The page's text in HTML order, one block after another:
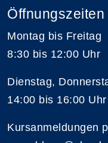
Montag bis Freitag
8:30 bis 12:00 Uhr
Dienstag,
14:00 bis 16:00 Uhr
Kursanmeldungen